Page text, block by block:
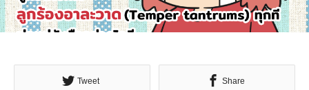
Tweet Share